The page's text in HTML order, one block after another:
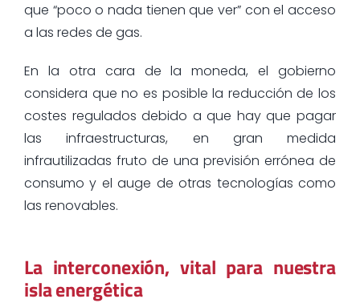
que “poco o nada tienen que ver” con el acceso
a las redes de gas.
En la otra cara de la moneda, el gobierno
considera que no es posible la reducción de los
costes regulados debido a que hay que pagar
las infraestructuras, en gran medida
infrautilizadas fruto de una previsión errónea de
consumo y el auge de otras tecnologías como
las renovables.
La interconexión, vital para nuestra
isla energética